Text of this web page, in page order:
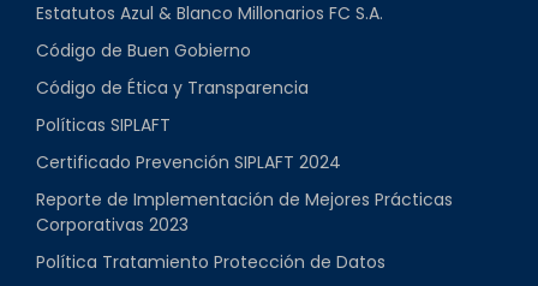
Estatutos Azul & Blanco Millonarios FC S.A.
Código de Buen Gobierno
Código de Ética y Transparencia
Políticas SIPLAFT
Certificado Prevención SIPLAFT 2024
Reporte de Implementación de Mejores Prácticas
Corporativas 2023
Política Tratamiento Protección de Datos